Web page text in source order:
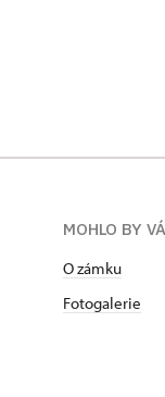
MOHLO BY
O zámku
Fotogalerie